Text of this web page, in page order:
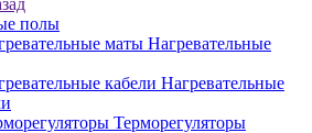
полы
Нагревательные
Нагревательные
Терморегуляторы